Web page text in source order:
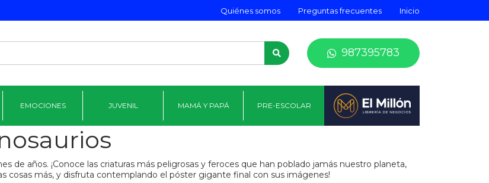
Quiénes somos Preguntas frecuentes Inicio
987395783
EMOCIONES JUVENIL MAMÁ Y PAPÁ PRE-ESCOLAR
de años. ¡Conoce las criaturas más peligrosas y feroces que han poblado jamás nuestro planeta,
cosas más, y disfruta contemplando el póster gigante final con sus imágenes!